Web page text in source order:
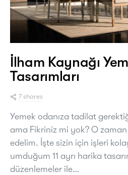
İlham Kaynağı
Tasarımları
7 shares
Yemek odanıza tadilat
ama Fikriniz mi yok? O
edelim. İşte sizin için işleri
umduğum 11 ayrı harika
düzenlemeler ile…